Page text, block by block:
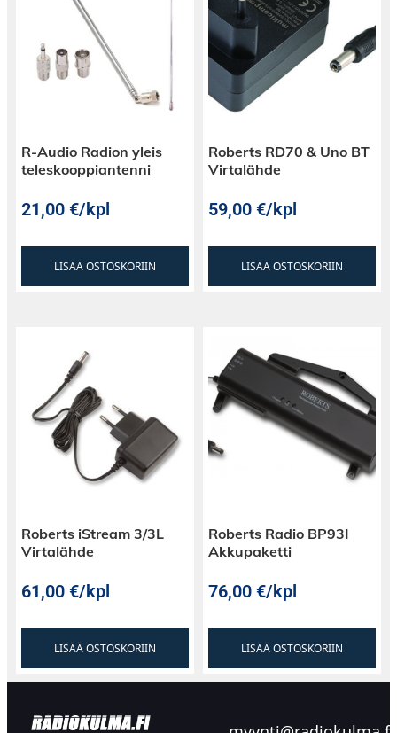
R-Audio Radion yleis
teleskooppiantenni
21,00€/kpl
LISÄÄ OSTOSKORIIN
Roberts RD70 & Uno BT
Virtalähde
59,00€/kpl
LISÄÄ OSTOSKORIIN
Roberts iStream 3/3L
Virtalähde
61,00€/kpl
LISÄÄ OSTOSKORIIN
Roberts Radio BP93I
Akkupaketti
76,00€/kpl
LISÄÄ OSTOSKORIIN